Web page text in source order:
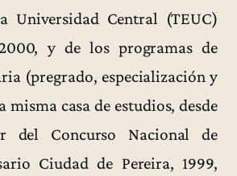
Universidad Central (TEUC)
y de los programas de
(pregrado, especialización y
misma casa de estudios, desde
del Concurso Nacional de
Ciudad de Pereira, 1999,